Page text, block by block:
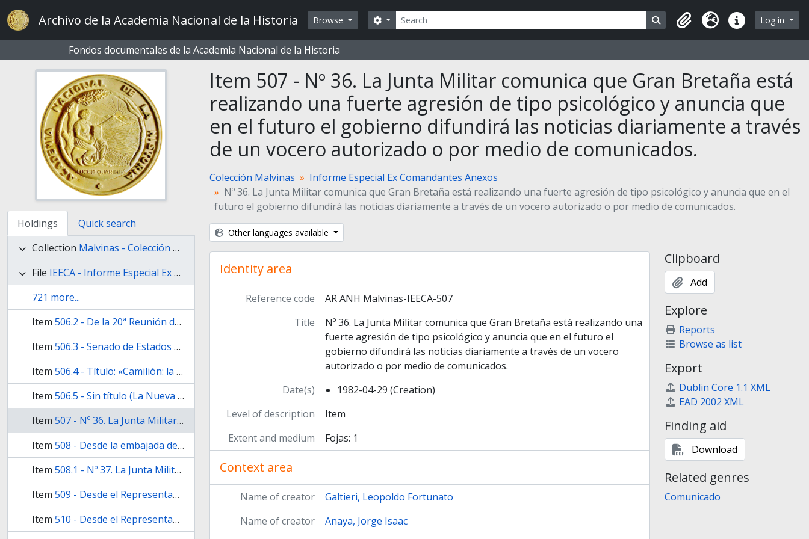
Skip to main content
Archivo de la Academia Nacional de la Historia Browse Search
Search options Search in browse page
ClipboardLanguageQuick linksLog in
Fondos documentales de la Academia Nacional de la Historia
Holdings
Quick search
Collection Malvinas - Colección Malvinas
File IEECA - Informe Especial Ex Comandantes Anexos
721 more...
Item 506.2 - De la 20ª Reunión de Consulta de Ministros de Relaciones Exteriores.
Item 506.3 - Senado de Estados Unidos. Apartado: "US policy regarding the Falkland islands".
Item 506.4 - Título: «Camilión: la votación de la OEA fue un triunfo y la posición de Chile: "una pequeña luz roja"» (La Nueva Provincia).
Item 506.5 - Sin título (La Nueva Provincia).
Item 507 - Nº 36. La Junta Militar comunica que Gran Bretaña está realizando una fuerte agresión de tipo psicológico y anuncia que en el futuro el gobierno difundirá las noticias diariamente a través de un vocero autorizado o por medio de comunicados.
Item 508 - Desde la embajada de Suiza en Argentina al Ministerio de Relaciones Exteriores y Culto. Se remite nota recibida por parte de Gran Bretaña en donde se anuncia que establecerá una zona de exclusión alrededor de las Malvinas en la que cualquier tipo de buque argentino que pueda estar vigilando o realizando tareas de inteligencia contra las fuerzas británicas, será considerado y tratado como hostil.
Item 508.1 - Nº 37. La Junta Militar comunica que a partir del recibimiento de la carta de la embajada suiza con nota de Gran Bretaña estableciendo una zona de exclusión alrededor de Malvinas, ha decidido considerar hostil a todos los buques ingleses que se hallen dentro de las 200 millas del mar Argentino y a todas las aeronaves que sobrevuele dentro del espacio aéreo argentino. Ello sin perjuicio de cualquier otra medida adicional que pudiera aplicarse en ejercicio del derecho de legítima defensa.
Item 509 - Desde el Representante Permanente ante los organismos internacionales Eduardo A. Roca al Presidente del Consejo de Seguridad de la ONU.
Item 510 - Desde el Representante Permanente de Gran Bretaña ante la ONU [Anthony Parsons] al Presidente del Consejo de Seguridad. Traducción provisional.
Item 507 - Nº 36. La Junta Militar comunica que Gran Bretaña está
realizando una fuerte agresión de tipo psicológico y anuncia que
en el futuro el gobierno difundirá las noticias diariamente a través
de un vocero autorizado o por medio de comunicados.
Colección Malvinas
Informe Especial Ex Comandantes Anexos
Nº 36. La Junta Militar comunica que Gran Bretaña está realizando una fuerte agresión de tipo psicológico y anuncia que en el
futuro el gobierno difundirá las noticias diariamente a través de un vocero autorizado o por medio de comunicados.
Other languages available
Identity area
Reference code
AR ANH Malvinas-IEECA-507
Title
Nº 36. La Junta Militar comunica que Gran Bretaña está realizando una
fuerte agresión de tipo psicológico y anuncia que en el futuro el
gobierno difundirá las noticias diariamente a través de un vocero
autorizado o por medio de comunicados.
Date(s)
1982-04-29 (Creation)
Level of description
Item
Extent and medium
Fojas: 1
Context area
Name of creator
Galtieri, Leopoldo Fortunato
Name of creator
Anaya, Jorge Isaac
Clipboard
Add
Explore
Reports
Browse as list
Export
Dublin Core 1.1 XML
EAD 2002 XML
Finding aid
Download
Related genres
Comunicado